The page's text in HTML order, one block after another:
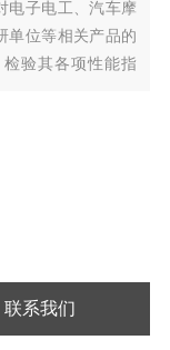
电子电工、汽车摩
单位等相关产品的
验其各项性能指
联系我们